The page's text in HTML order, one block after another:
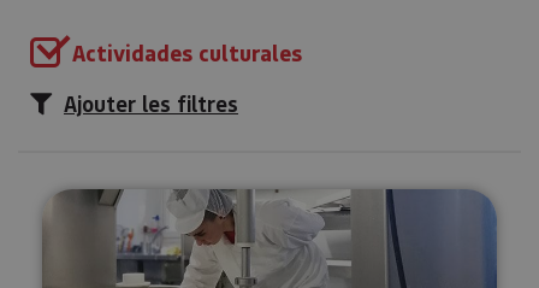
Actividades culturales
Ajouter les filtres
Visité guidée à la Fromagerie